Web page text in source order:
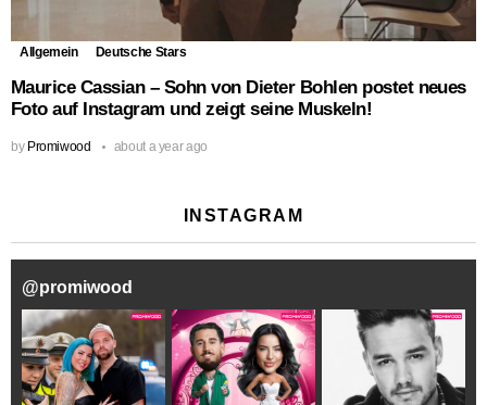
Allgemein Deutsche Stars
Maurice Cassian – Sohn von Dieter Bohlen postet neues
Foto auf Instagram und zeigt seine Muskeln!
by Promiwood about a year ago
INSTAGRAM
@promiwood